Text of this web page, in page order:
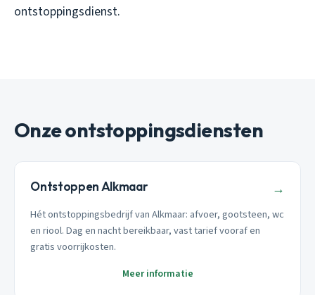
ontstoppingsdienst.
Onze ontstoppingsdiensten
Ontstoppen Alkmaar →
Hét ontstoppingsbedrijf van Alkmaar: afvoer, gootsteen, wc
en riool. Dag en nacht bereikbaar, vast tarief vooraf en
gratis voorrijkosten.
Meer informatie